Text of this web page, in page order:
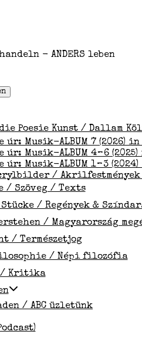
handeln - ANDERS leben
Kunst / Dallam
úr: Musik-ALBUM 7 (2026)
úr: Musik-ALBUM 4 – 6
úr: Musik-ALBUM 1 – 3
/ Akrilfestmények
Szöveg / Texts
/ Regények &
/ Magyarország
Természetjog
/ Népi filozófia
Kritika
/ ABC üzletünk